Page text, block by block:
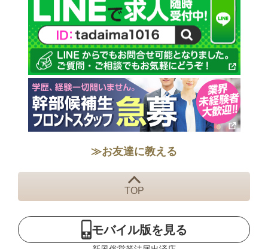
≫お友達に教える
TOP
モバイル版を見る